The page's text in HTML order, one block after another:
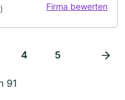
Firma bewerten
4 5
91